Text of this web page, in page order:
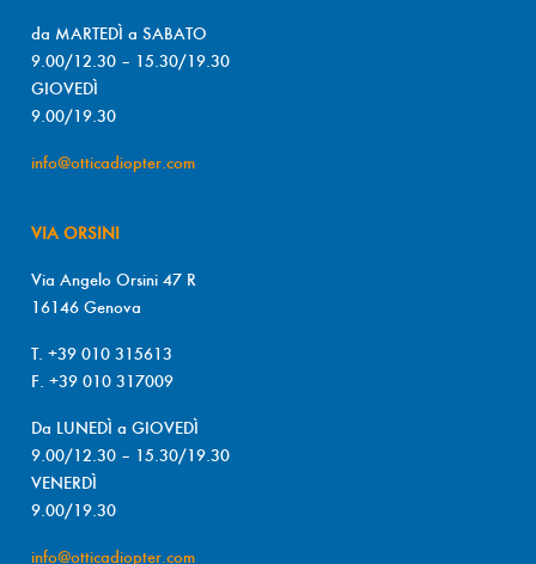
da MARTEDÌ a SABATO
9.00/12.30 – 15.30/19.30
GIOVEDÌ
9.00/19.30
info@otticadiopter.com
VIA ORSINI
Via Angelo Orsini 47 R
16146 Genova
T. +39 010 315613
F. +39 010 317009
Da LUNEDÌ a GIOVEDÌ
9.00/12.30 – 15.30/19.30
VENERDÌ
9.00/19.30
info@otticadiopter.com